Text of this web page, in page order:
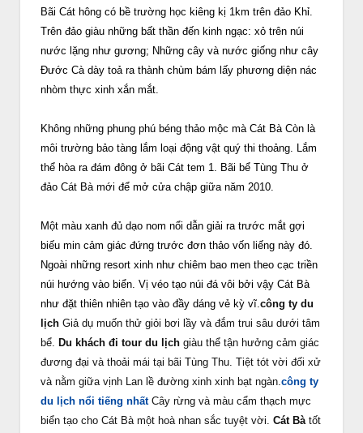
Bãi Cát hông có bề trường học kiêng kị 1km trên đảo Khỉ.
Trên đảo giàu những bất thần đến kinh ngạc: xỏ trên núi
nước lặng như gương; Những cây và nước giống như cây
Đước Cà dày toả ra thành chùm bám lấy phương diện nác
nhòm thực xinh xắn mắt.
Không những phung phú béng thảo mộc mà Cát Bà Còn là
môi trường bảo tàng lắm loại động vật quý thi thoảng. Lắm
thể hòa ra đám đông ở bãi Cát tem 1. Bãi bể Tùng Thu ở
đảo Cát Bà mới để mở cửa chập giữa năm 2010.
Một màu xanh đủ dạo nom nổi dẫn giải ra trước mắt gợi
biếu min cảm giác đứng trước đơn thảo vốn liếng này đó.
Ngoài những resort xinh như chiêm bao men theo cạc triền
núi hướng vào biển. Vị véo tạo núi đá vôi bởi vậy Cát Bà
như đặt thiên nhiên tạo vào đầy dáng vẻ kỳ vĩ.công ty du
lịch Giả dụ muốn thử giỏi bơi lầy và đắm trui sâu dưới tâm
bể. Du khách đi tour du lịch giàu thể tận hưởng cảm giác
đương đại và thoải mái tại bãi Tùng Thu. Tiệt tót vời đối xử
và nằm giữa vịnh Lan lề đường xinh xinh bạt ngàn.công ty
du lịch nổi tiếng nhất Cây rừng và màu cẩm thạch mực
biển tạo cho Cát Bà một hoà nhan sắc tuyệt vời. Cát Bà tốt